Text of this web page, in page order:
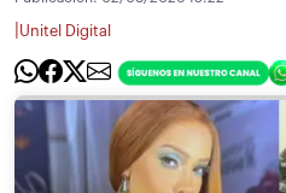
Unitel Digital